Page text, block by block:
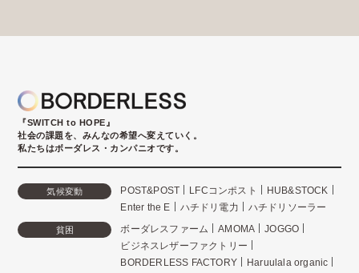
『SWITCH to HOPE』
社会の課題を、みんなの希望へ変えていく。
私たちはボーダレス・カンパニオです。
気候変動 POST&POST LFCコンポスト
HUB&STOCK
Enter the E
ハチドリ電力 ハチドリソーラー
貧困 ボーダレスファーム AMOMA
JOGGO
ビジネスレザーファクトリー
BORDERLESS FACTORY
Haruulala organic